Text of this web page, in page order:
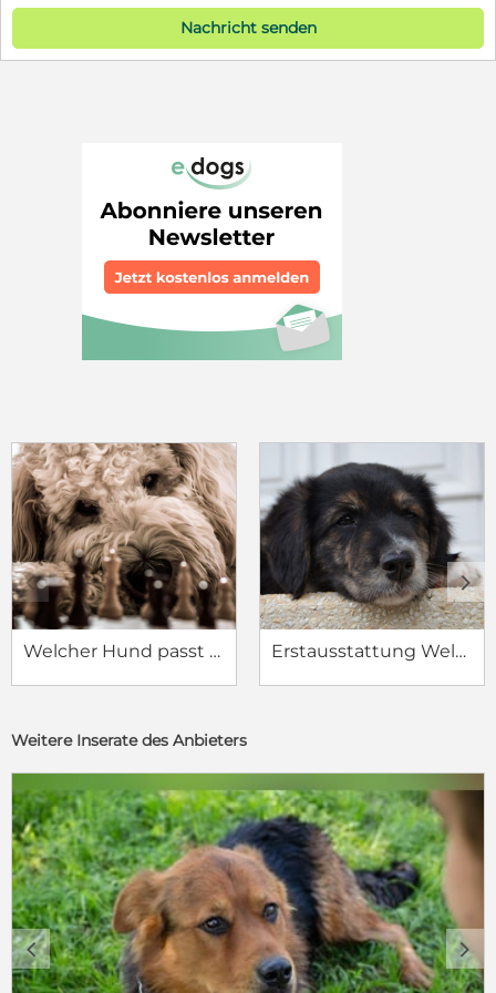
Nachricht senden
Welcher Hund passt zu mir? Erstausstattung Welpe
c d
Weitere Inserate des Anbieters
c d